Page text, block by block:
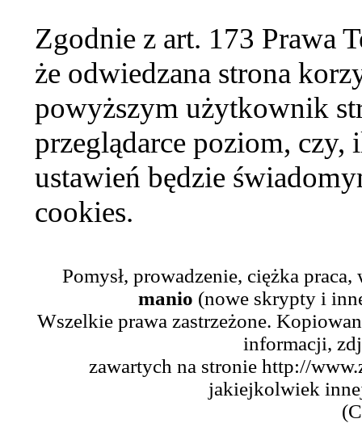
Zgodnie z art. 173 Prawa
że odwiedzana strona
powyższym użytkownik
przeglądarce poziom,
ustawień będzie
cookies.
Pomysł, prowadzenie, ciężka
manio (nowe skrypty i
Wszelkie prawa zastrzeżone.
informacji,
zawartych na stronie http://
jakiejkolwiek